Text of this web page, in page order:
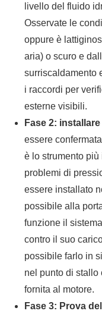
livello del fluido
Osservate le
oppure è
aria) o scuro e
surriscaldamento
i raccordi per
esterne visibili.
Fase 2:
essere
è lo strumento
problemi di
essere installato
possibile alla
funzione il
contro il suo
possibile farlo in
nel punto di stallo
fornita al motore.
Fase 3: Prova